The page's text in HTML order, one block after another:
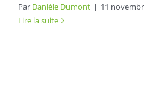
Par Danièle Dumont | 11
Lire la suite